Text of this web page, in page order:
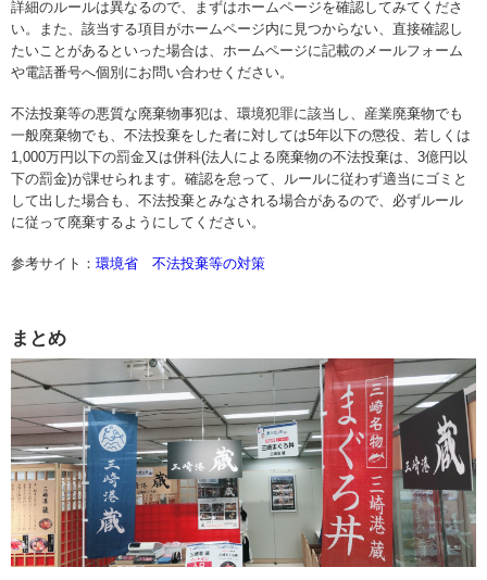
詳細のルールは異なるので、まずはホームページを確認してみてくださ
い。また、該当する項目がホームページ内に見つからない、直接確認し
たいことがあるといった場合は、ホームページに記載のメールフォーム
や電話番号へ個別にお問い合わせください。
不法投棄等の悪質な廃棄物事犯は、環境犯罪に該当し、産業廃棄物でも
一般廃棄物でも、不法投棄をした者に対しては5年以下の懲役、若しくは
1,000万円以下の罰金又は併科(法人による廃棄物の不法投棄は、3億円以
下の罰金)が課せられます。確認を怠って、ルールに従わず適当にゴミと
して出した場合も、不法投棄とみなされる場合があるので、必ずルール
に従って廃棄するようにしてください。
参考サイト： 環境省 不法投棄等の対策
まとめ